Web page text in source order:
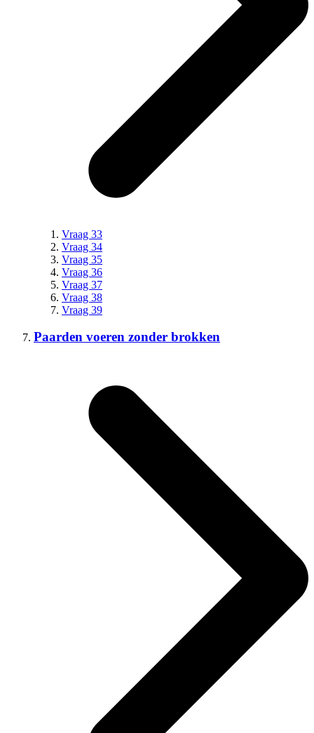
Vraag 33
Vraag 34
Vraag 35
Vraag 36
Vraag 37
Vraag 38
Vraag 39
Paarden voeren zonder brokken